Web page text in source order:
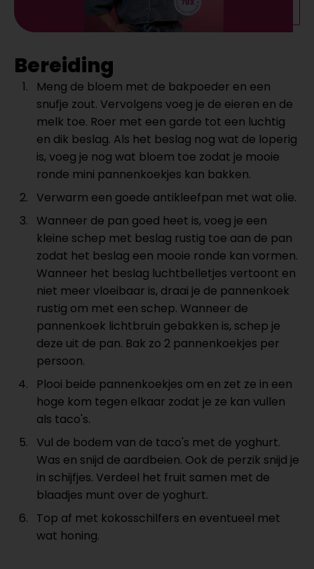
Bereiding
Meng de bloem met de bakpoeder en een
snufje zout. Vervolgens voeg je de eieren en de
melk toe. Roer met een garde tot een luchtig
en dik beslag. Als het beslag nog wat de loperig
is, voeg je nog wat bloem toe zodat je mooie
ronde mini pannenkoekjes kan bakken.
Verwarm een goede antikleefpan met wat olie.
Wanneer de pan goed heet is, voeg je een
kleine schep met beslag rustig toe aan de pan
zodat het beslag een mooie ronde kan vormen.
Wanneer het beslag luchtbelletjes vertoont en
niet meer vloeibaar is, draai je de pannenkoek
rustig om met een schep. Wanneer de
pannenkoek lichtbruin gebakken is, schep je
deze uit de pan. Bak zo 2 pannenkoekjes per
persoon.
Plooi beide pannenkoekjes om en zet ze in een
hoge kom tegen elkaar zodat je ze kan vullen
als taco's.
Vul de bodem van de taco's met de yoghurt.
Was en snijd de aardbeien. Ook de perzik snijd je
in schijfjes. Verdeel het fruit samen met de
blaadjes munt over de yoghurt.
Top af met kokosschilfers en eventueel met
wat honing.